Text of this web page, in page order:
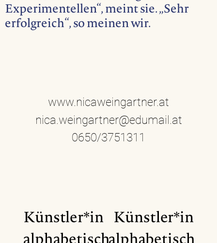
Experimentellen“, meint sie. „Sehr
erfolgreich“, so meinen wir.
www.nicaweingartner.at
nica.weingartner@edumail.at
0650/3751311
Künstler*in
Künstler*in